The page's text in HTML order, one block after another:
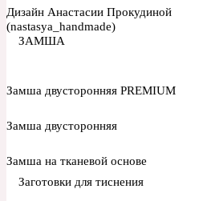
Дизайн Анастасии Прокудиной
(nastasya_handmade)
ЗАМША
Замша двусторонняя PREMIUM
Замша двусторонняя
Замша на тканевой основе
Заготовки для тиснения